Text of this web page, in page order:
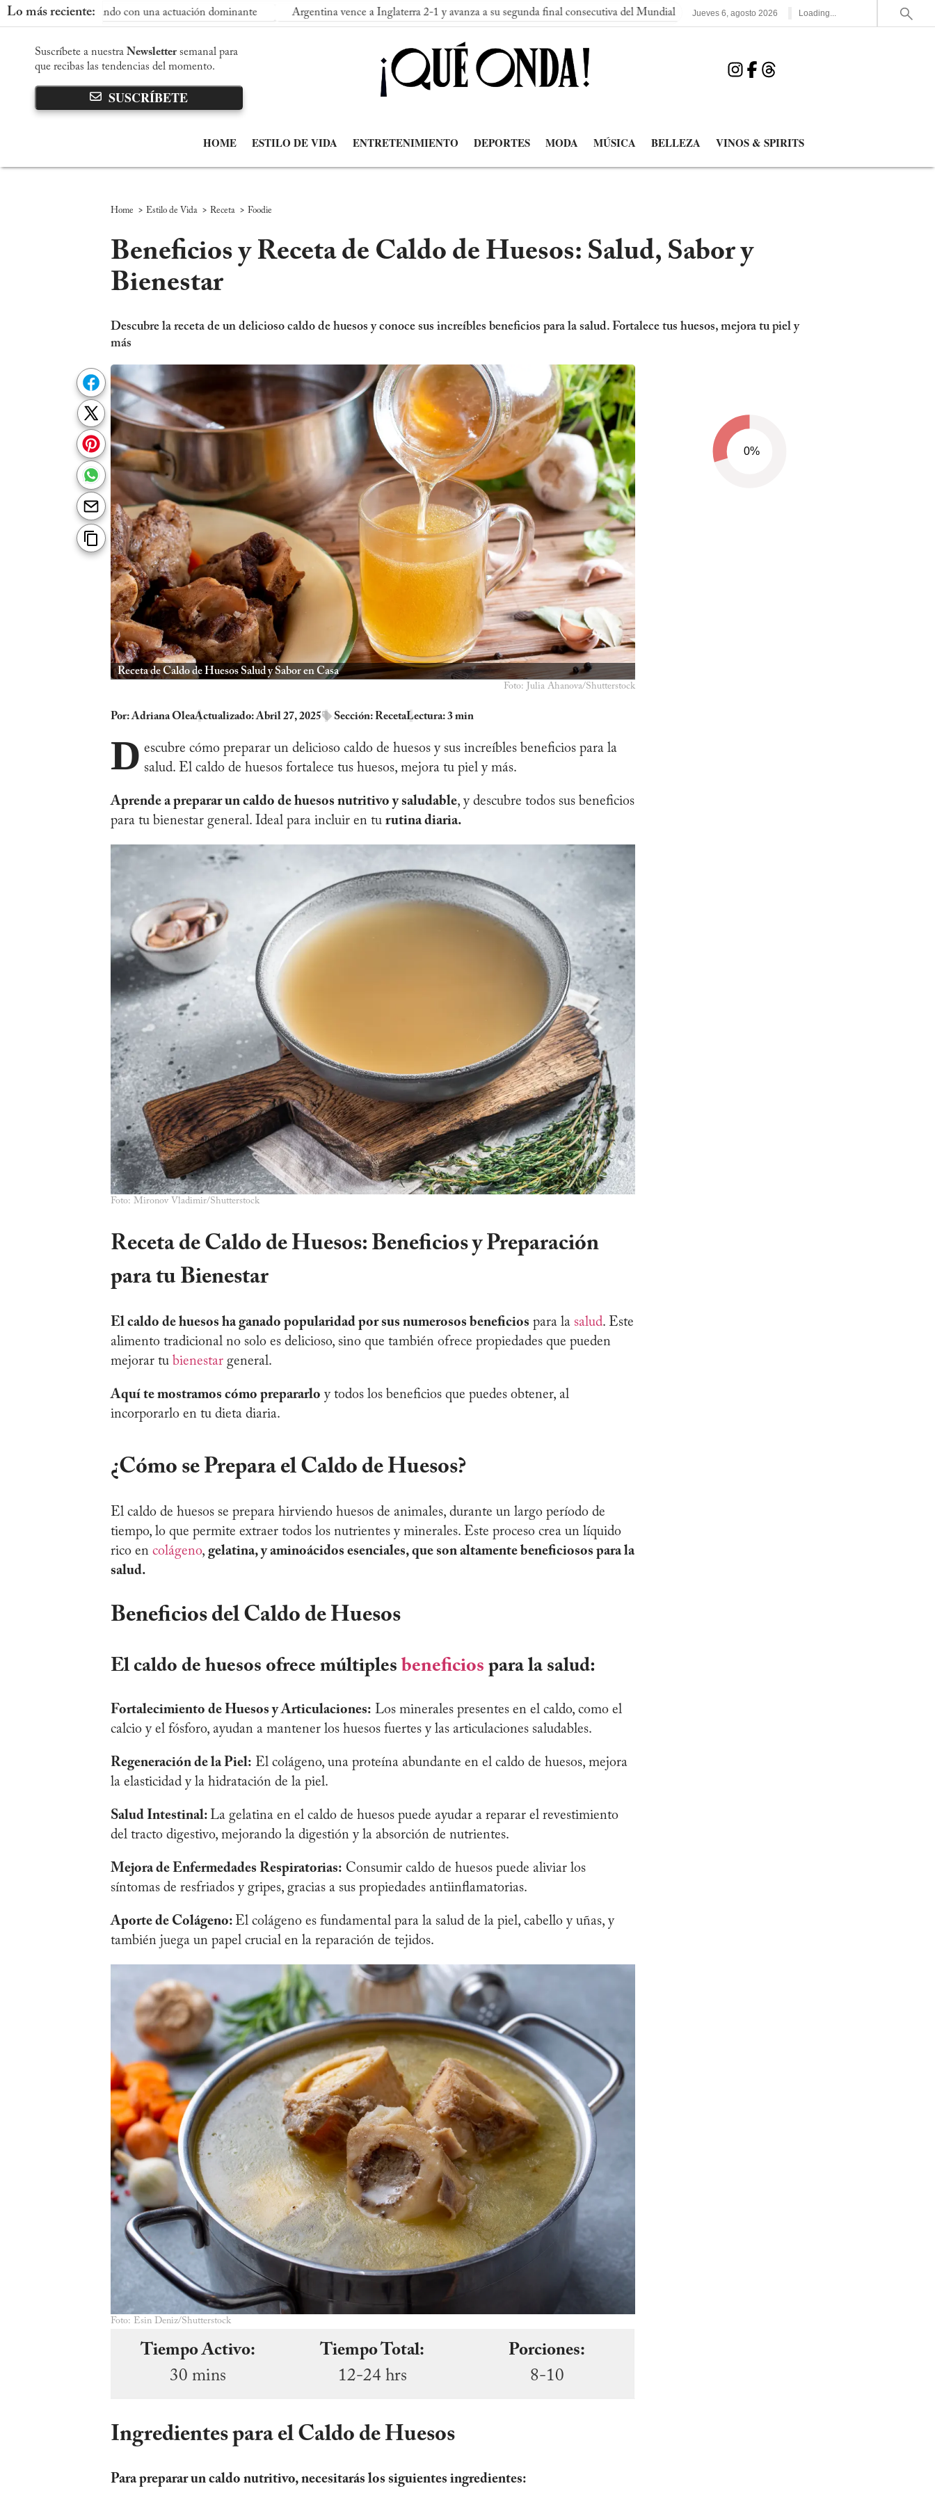
Lo más reciente:
Mundo con una actuación dominante Argentina vence a Inglaterra 2-1 y avanza a su segunda final consecutiva del Mundial España elimina a Francia y jugará la segunda final de un
Jueves 6,agosto 2026 Loading...
Suscríbete a nuestra Newsletter semanal para
que recibas las tendencias del momento.
SUSCRÍBETE
HOME ESTILO DE VIDA ENTRETENIMIENTO DEPORTES MODA MÚSICA BELLEZA VINOS & SPIRITS
Home > Estilo de Vida > Receta > Foodie
Beneficios y Receta de Caldo de Huesos: Salud, Sabor y
Bienestar
Descubre la receta de un delicioso caldo de huesos y conoce sus increíbles beneficios para la salud. Fortalece tus huesos, mejora tu piel y
más
Receta de Caldo de Huesos Salud y Sabor en Casa
Foto: Julia Ahanova/Shutterstock
Por:Adriana OleaActualizado: Abril 27, 2025 Sección:RecetaLectura: 3 min
D escubre cómo preparar un delicioso caldo de huesos y sus increíbles beneficios para la
salud. El caldo de huesos fortalece tus huesos, mejora tu piel y más.
Aprende a preparar un caldo de huesos nutritivo y saludable, y descubre todos sus beneficios
para tu bienestar general. Ideal para incluir en tu rutina diaria.
Foto: Mironov Vladimir/Shutterstock
Receta de Caldo de Huesos: Beneficios y Preparación
para tu Bienestar
El caldo de huesos ha ganado popularidad por sus numerosos beneficios para la salud. Este
alimento tradicional no solo es delicioso, sino que también ofrece propiedades que pueden
mejorar tu bienestar general.
Aquí te mostramos cómo prepararlo y todos los beneficios que puedes obtener, al
incorporarlo en tu dieta diaria.
¿Cómo se Prepara el Caldo de Huesos?
El caldo de huesos se prepara hirviendo huesos de animales, durante un largo período de
tiempo, lo que permite extraer todos los nutrientes y minerales. Este proceso crea un líquido
rico en colágeno, gelatina, y aminoácidos esenciales, que son altamente beneficiosos para la
salud.
Beneficios del Caldo de Huesos
El caldo de huesos ofrece múltiples beneficios para la salud:
Fortalecimiento de Huesos y Articulaciones: Los minerales presentes en el caldo, como el
calcio y el fósforo, ayudan a mantener los huesos fuertes y las articulaciones saludables.
Regeneración de la Piel: El colágeno, una proteína abundante en el caldo de huesos, mejora
la elasticidad y la hidratación de la piel.
Salud Intestinal: La gelatina en el caldo de huesos puede ayudar a reparar el revestimiento
del tracto digestivo, mejorando la digestión y la absorción de nutrientes.
Mejora de Enfermedades Respiratorias: Consumir caldo de huesos puede aliviar los
síntomas de resfriados y gripes, gracias a sus propiedades antiinflamatorias.
Aporte de Colágeno: El colágeno es fundamental para la salud de la piel, cabello y uñas, y
también juega un papel crucial en la reparación de tejidos.
Foto: Esin Deniz/Shutterstock
Tiempo Activo:
30 mins
Tiempo Total:
12-24 hrs
Porciones:
8-10
Ingredientes para el Caldo de Huesos
Para preparar un caldo nutritivo, necesitarás los siguientes ingredientes:
0%